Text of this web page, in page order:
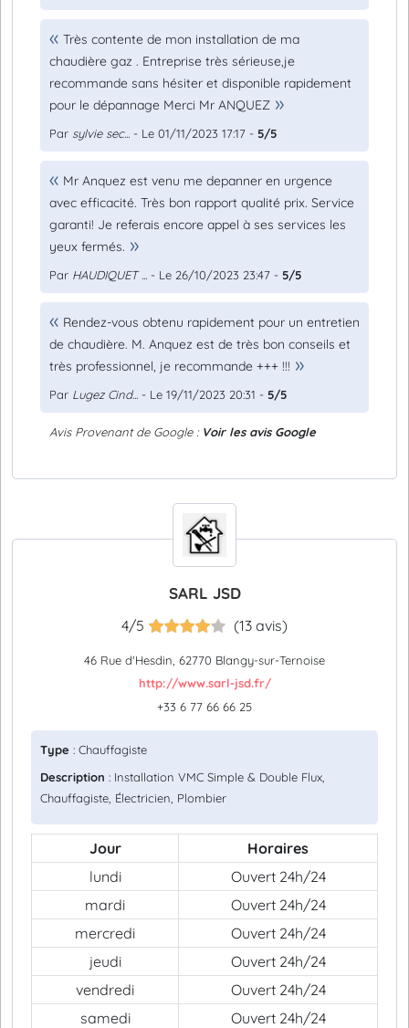
Très contente de mon installation de ma
chaudière gaz . Entreprise très sérieuse,je
recommande sans hésiter et disponible rapidement
pour le dépannage Merci Mr ANQUEZ
Par sylvie sec... - Le 01/11/2023 17:17 - 5/5
Mr Anquez est venu me depanner en urgence
avec efficacité. Très bon rapport qualité prix. Service
garanti! Je referais encore appel à ses services les
yeux fermés.
Par HAUDIQUET ... - Le 26/10/2023 23:47 - 5/5
Rendez-vous obtenu rapidement pour un entretien
de chaudière. M. Anquez est de très bon conseils et
très professionnel, je recommande +++ !!!
Par Lugez Cind... - Le 19/11/2023 20:31 - 5/5
Avis Provenant de Google : Voir les avis Google
SARL JSD
4/5 (13 avis)
46 Rue d'Hesdin, 62770 Blangy-sur-Ternoise
http://www.sarl-jsd.fr/
+33 6 77 66 66 25
Type : Chauffagiste
Description : Installation VMC Simple & Double Flux,
Chauffagiste, Électricien, Plombier
Jour
Horaires
lundi
Ouvert 24h/24
mardi
Ouvert 24h/24
mercredi
Ouvert 24h/24
jeudi
Ouvert 24h/24
vendredi
Ouvert 24h/24
samedi
Ouvert 24h/24